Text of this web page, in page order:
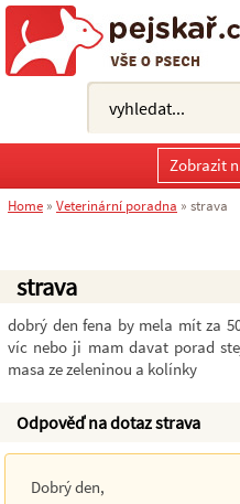
strava
dobrý den fena by mela mít za
víc nebo ji mam davat porad
masa ze zeleninou a kolínky
Odpověď na dotaz strava
Dobrý den,
Zobrazit
Home » Veterinární poradna » strava